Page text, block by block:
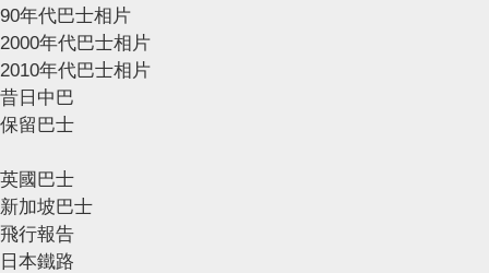
90年代巴士相片
2000年代巴士相片
2010年代巴士相片
昔日中巴
保留巴士
英國巴士
新加坡巴士
飛行報告
日本鐵路